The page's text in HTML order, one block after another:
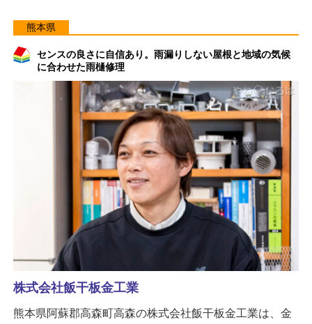
熊本県
センスの良さに自信あり。雨漏りしない屋根と地域の気候
に合わせた雨樋修理
株式会社飯干板金工業
熊本県阿蘇郡高森町高森の株式会社飯干板金工業は、金